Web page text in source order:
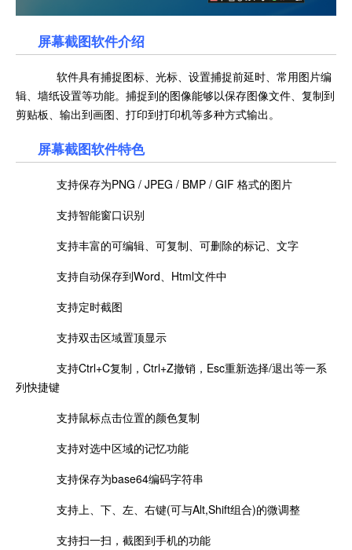
屏幕截图软件介绍
软件具有捕捉图标、光标、设置捕捉前延时、常用图片编
辑、墙纸设置等功能。捕捉到的图像能够以保存图像文件、复制到
剪贴板、输出到画图、打印到打印机等多种方式输出。
屏幕截图软件特色
支持保存为PNG / JPEG / BMP / GIF 格式的图片
支持智能窗口识别
支持丰富的可编辑、可复制、可删除的标记、文字
支持自动保存到Word、Html文件中
支持定时截图
支持双击区域置顶显示
支持Ctrl+C复制，Ctrl+Z撤销，Esc重新选择/退出等一系
列快捷键
支持鼠标点击位置的颜色复制
支持对选中区域的记忆功能
支持保存为base64编码字符串
支持上、下、左、右键(可与Alt,Shift组合)的微调整
支持扫一扫，截图到手机的功能